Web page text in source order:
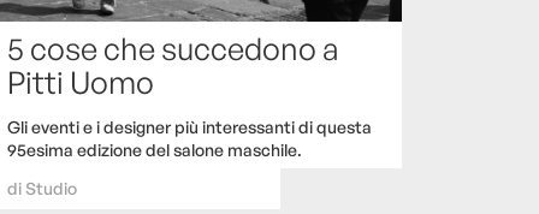
5 cose che succedono a
Pitti Uomo
Gli eventi e i designer più interessanti di questa
95esima edizione del salone maschile.
diStudio